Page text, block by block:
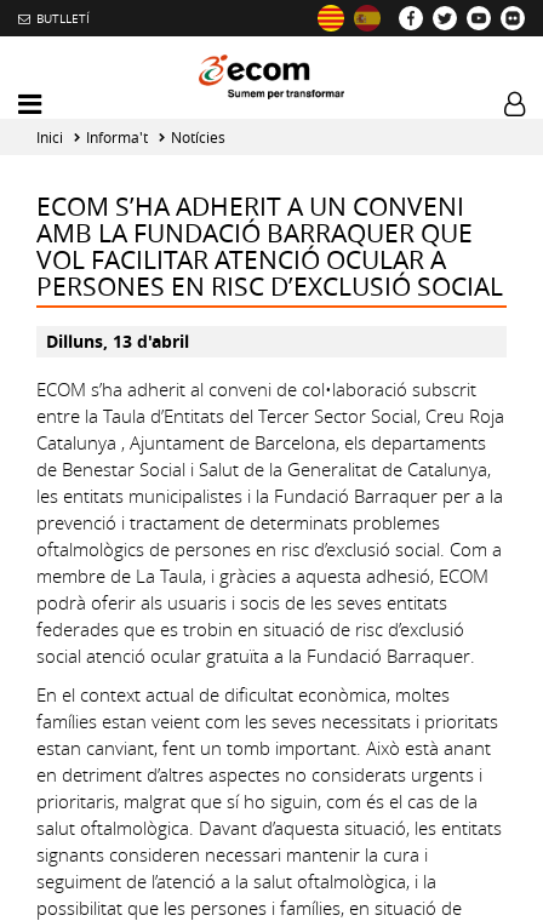
BUTLLETÍ
Mobile
menu
toggler
Inici Informa't Notícies
ECOM S’HA ADHERIT A UN CONVENI
AMB LA FUNDACIÓ BARRAQUER QUE
VOL FACILITAR ATENCIÓ OCULAR A
PERSONES EN RISC D’EXCLUSIÓ SOCIAL
Dilluns, 13 d'abril
ECOM s’ha adherit al conveni de col•laboració subscrit
entre la Taula d’Entitats del Tercer Sector Social, Creu Roja
Catalunya , Ajuntament de Barcelona, els departaments
de Benestar Social i Salut de la Generalitat de Catalunya,
les entitats municipalistes i la Fundació Barraquer per a la
prevenció i tractament de determinats problemes
oftalmològics de persones en risc d’exclusió social. Com a
membre de La Taula, i gràcies a aquesta adhesió, ECOM
podrà oferir als usuaris i socis de les seves entitats
federades que es trobin en situació de risc d’exclusió
social atenció ocular gratuïta a la Fundació Barraquer.
En el context actual de dificultat econòmica, moltes
famílies estan veient com les seves necessitats i prioritats
estan canviant, fent un tomb important. Això està anant
en detriment d’altres aspectes no considerats urgents i
prioritaris, malgrat que sí ho siguin, com és el cas de la
salut oftalmològica. Davant d’aquesta situació, les entitats
signants consideren necessari mantenir la cura i
seguiment de l’atenció a la salut oftalmològica, i la
possibilitat que les persones i famílies, en situació de